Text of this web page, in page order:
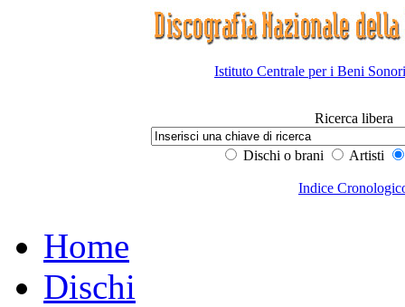
Istituto Centrale per i Beni
Ricerca libera
Dischi o brani Artisti
Indice
Home
Dischi